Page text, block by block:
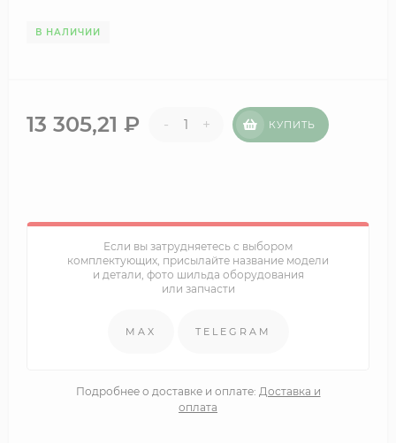
В НАЛИЧИИ
13 305,21 ₽ - + КУПИТЬ
Если вы затрудняетесь с выбором
комплектующих, присылайте название модели
и детали, фото шильда оборудования
или запчасти
MAX TELEGRAM
Подробнее о доставке и оплате: Доставка и
оплата